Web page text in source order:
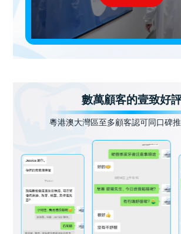
數萬顧客的壹致好
粵港澳大灣區至多顧客認可同口碑